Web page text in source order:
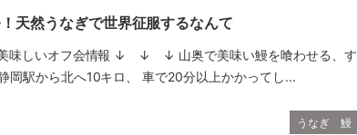
！天然うなぎで世界征服するなんて
美味しいオフ会情報 ↓ ↓ ↓ 山奥で美味い鰻を喰わせる、す
岡駅から北へ10キロ、 車で20分以上かかってし...
うなぎ 鰻